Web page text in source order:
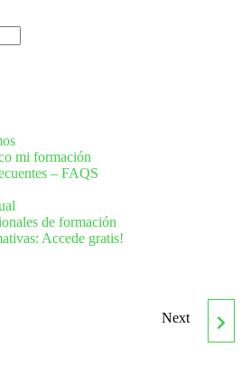
mi formación
– FAQS
de formación
Accede gratis!
CURSO DE PILOTO DE
Next